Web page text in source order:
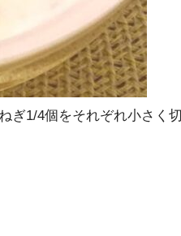
ぎ1/4個をそれぞれ小さく切